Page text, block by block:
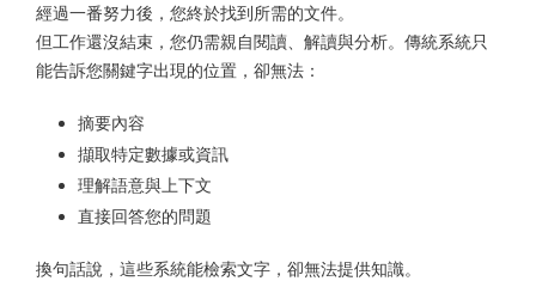
經過一番努力後，您終於找到所需的文件。
但工作還沒結束，您仍需親自閱讀、解讀與分析。傳統系統只
能告訴您關鍵字出現的位置，卻無法：
摘要內容
擷取特定數據或資訊
理解語意與上下文
直接回答您的問題
換句話說，這些系統能檢索文字，卻無法提供知識。